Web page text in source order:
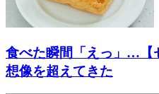
食べた瞬間「えっ」…【
想像を超えてきた